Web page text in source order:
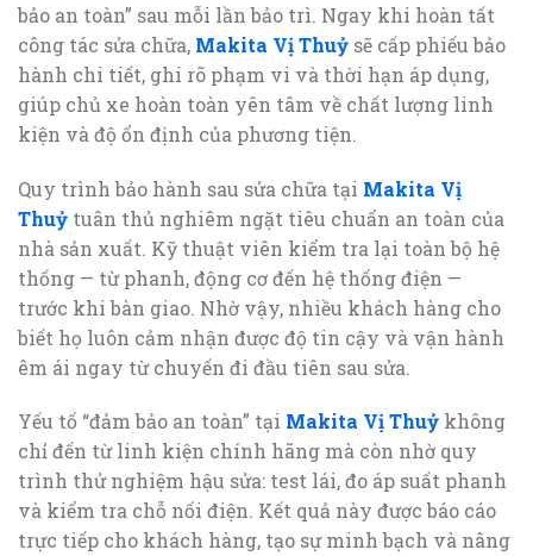
bảo an toàn” sau mỗi lần bảo trì. Ngay khi hoàn tất
công tác sửa chữa, Makita Vị Thuỷ sẽ cấp phiếu bảo
hành chi tiết, ghi rõ phạm vi và thời hạn áp dụng,
giúp chủ xe hoàn toàn yên tâm về chất lượng linh
kiện và độ ổn định của phương tiện.
Quy trình bảo hành sau sửa chữa tại Makita Vị
Thuỷ tuân thủ nghiêm ngặt tiêu chuẩn an toàn của
nhà sản xuất. Kỹ thuật viên kiểm tra lại toàn bộ hệ
thống — từ phanh, động cơ đến hệ thống điện —
trước khi bàn giao. Nhờ vậy, nhiều khách hàng cho
biết họ luôn cảm nhận được độ tin cậy và vận hành
êm ái ngay từ chuyến đi đầu tiên sau sửa.
Yếu tố “đảm bảo an toàn” tại Makita Vị Thuỷ không
chỉ đến từ linh kiện chính hãng mà còn nhờ quy
trình thử nghiệm hậu sửa: test lái, đo áp suất phanh
và kiểm tra chỗ nối điện. Kết quả này được báo cáo
trực tiếp cho khách hàng, tạo sự minh bạch và nâng